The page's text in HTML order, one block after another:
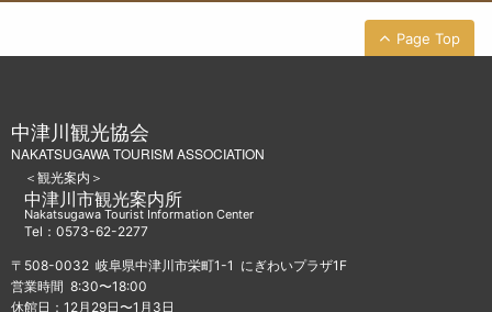
Page Top
中津川観光協会
NAKATSUGAWA TOURISM ASSOCIATION
＜観光案内＞
中津川市観光案内所
Nakatsugawa Tourist Information Center
Tel：0573-62-2277
〒508-0032 岐阜県中津川市栄町1-1 にぎわいプラザ1F
営業時間 8:30〜18:00
休館日：12月29日〜1月3日